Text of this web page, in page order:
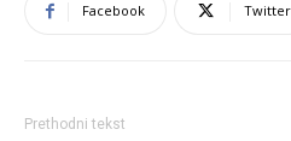
Facebook Twitter
Prethodni tekst